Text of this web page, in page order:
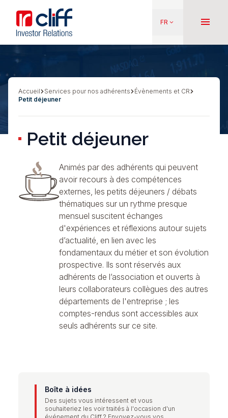
contenu
principal
Aller directement au contenu
FR keyboard_arrow_down menu
Fil
d'Ariane
Accueil Services pour nos adhérents
Évènements et CR
Petit déjeuner
Petit déjeuner
Animés par des adhérents qui peuvent
avoir recours à des compétences
externes, les petits déjeuners / débats
thématiques sur un rythme presque
mensuel suscitent échanges
d'expériences et réflexions autour sujets
d’actualité, en lien avec les
fondamentaux du métier et son évolution
prospective. Ils sont réservés aux
adhérents de l’association et ouverts à
leurs collaborateurs collègues des autres
départements de l'entreprise ; les
comptes-rendus sont accessibles aux
seuls adhérents sur ce site.
Boîte à idées
Des sujets vous intéressent et vous
souhaiteriez les voir traités à l'occasion d'un